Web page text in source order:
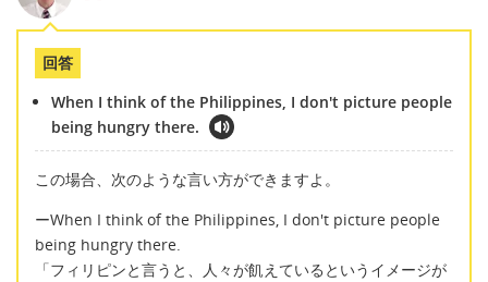
回答
When I think of the Philippines, I don't picture people
being hungry there.
この場合、次のような言い方ができますよ。
ーWhen I think of the Philippines, I don't picture people
being hungry there.
「フィリピンと言うと、人々が飢えているというイメージが